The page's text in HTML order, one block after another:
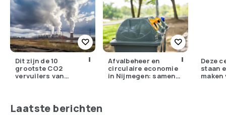
Dit zijn de 10
grootste CO2
vervuilers van
Afvalbeheer en
circulaire economie
in Nijmegen: samen
Deze
staan
maken
Laatste berichten